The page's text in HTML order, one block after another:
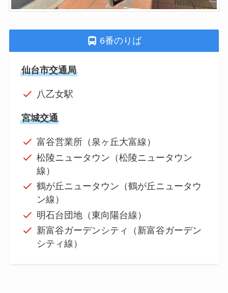
6番のりば
仙台市交通局
八乙女駅
宮城交通
富谷営業所（泉ヶ丘大富線）
松陵ニュータウン（松陵ニュータウン
線）
鶴が丘ニュータウン（鶴が丘ニュータウ
ン線）
明石台団地（東向陽台線）
新富谷ガーデンシティ（新富谷ガーデン
シティ線）